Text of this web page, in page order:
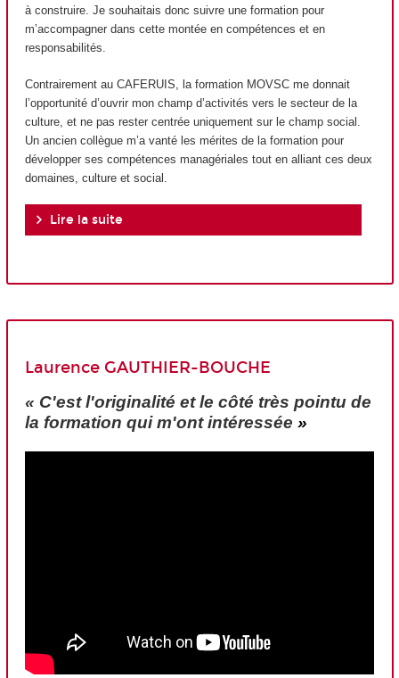
à construire. Je souhaitais donc suivre une formation pour
m’accompagner dans cette montée en compétences et en
responsabilités.
Contrairement au CAFERUIS, la formation MOVSC me donnait
l’opportunité d’ouvrir mon champ d’activités vers le secteur de la
culture, et ne pas rester centrée uniquement sur le champ social.
Un ancien collègue m’a vanté les mérites de la formation pour
développer ses compétences managériales tout en alliant ces deux
domaines, culture et social.
Lire la suite
Laurence GAUTHIER-BOUCHE
« C'est l'originalité et le côté très pointu de
la formation qui m'ont intéressée »